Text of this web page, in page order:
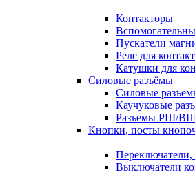
Контакторы
Пускатели
Реле для
Катушки для
Силовые разъёмы
Силовые
Каучуковые
Разъемы РШ/
Кнопки, посты
Выключатели